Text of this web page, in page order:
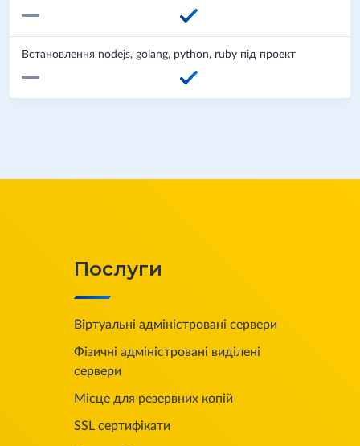
Встановлення nodejs, golang, python, ruby під проект
Послуги
Віртуальні адміністровані сервери
Фізичні адміністровані виділені
сервери
Місце для резервних копій
SSL сертифікати